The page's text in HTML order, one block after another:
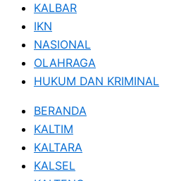
KALBAR
IKN
NASIONAL
OLAHRAGA
HUKUM DAN KRIMINAL
BERANDA
KALTIM
KALTARA
KALSEL